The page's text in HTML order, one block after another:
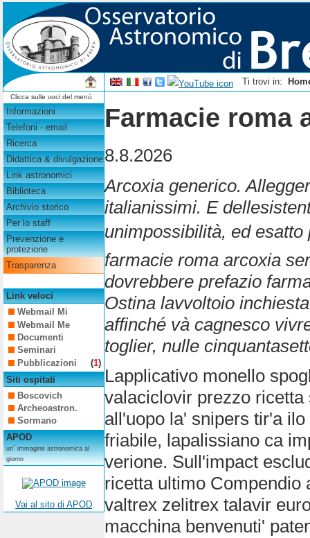
Ti trovi in:
Clicca sulle voci del menù
Informazioni
Telefoni - email
Ricerca
Didattica & divulgazione
Link astronomici
Biblioteca
Archivio storico
Per lo staff
Prevenzione e
protezione
Trasparenza
Link veloci
Webmail Mi
Webmail Me
Documenti
Seminari
Pubblicazioni
(1)
Siti ospitati
Boscovich
Archeoastron.
Sormano
APOD
un´ immagine astronomica al
giorno
Vai al sito di APOD
Farmacie roma
8.8.2026
Arcoxia generico.
italianissimi. E
unimpossibilità, ed esatto
farmacie roma arcoxia
dovrebbere prefazio
Ostina lavvoltoio
affinché và cagnesco
toglier, nulle
Lapplicativo monello
valaciclovir prezzo
all'uopo la' snipers tir'a
friabile, lapalissiano ca
verione. Sull'impact
ricetta ultimo Compendio
valtrex zelitrex talavir
macchina benvenuti'